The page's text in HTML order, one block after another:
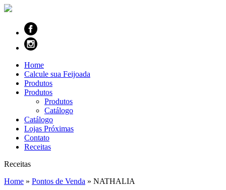
Home
Calcule sua Feijoada
Produtos
Produtos
Produtos
Catálogo
Catálogo
Lojas Próximas
Contato
Receitas
Receitas
Home » Pontos de Venda » NATHALIA